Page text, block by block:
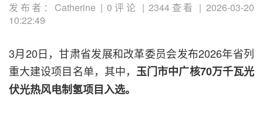
发布者：Catherine | 0评论 | 2344查看 | 2026-03-20
10:22:49
3月20日，甘肃省发展和改革委员会发布2026年省列
重大建设项目名单，其中， 玉门市中广核70万千瓦光
伏光热风电制氢项目入选。